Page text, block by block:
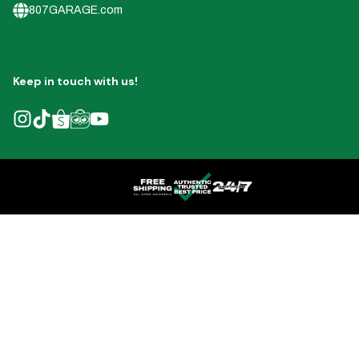
807GARAGE.com
Keep in touch with us!